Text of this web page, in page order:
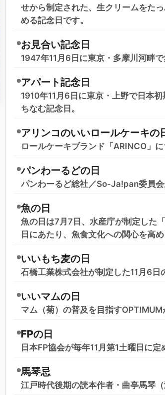
せから制定された、生クリームをた
める記念日です。
お見合い記念日
1947年11月6日に東京・多摩川河畔
アパート記念日
1910年11月6日に東京・上野で日本
ちなむ記念日。
アリンコのいいロールケーキの
ロールケーキブランド「ARINCO」に
パンわーるどの日
パンわーるど総社／So-Ja!pan委員会
魚の日
魚の日は7月7日、水産庁が制定した
日にあたり、魚食文化への関心を高め
いいもち麦の日
石橋工業株式会社が制定した11月6日
いいマムの日
マム（菊）の普及を目指すOPTIMUM
FPの日
日本FP協会が毎年11月第1土曜日に
馬琴忌
江戸時代後期の読本作者・曲亭馬琴（